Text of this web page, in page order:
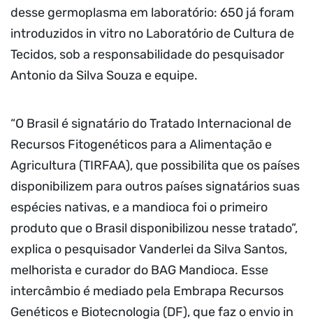
desse germoplasma em laboratório: 650 já foram
introduzidos in vitro no Laboratório de Cultura de
Tecidos, sob a responsabilidade do pesquisador
Antonio da Silva Souza e equipe.
“O Brasil é signatário do Tratado Internacional de
Recursos Fitogenéticos para a Alimentação e
Agricultura (TIRFAA), que possibilita que os países
disponibilizem para outros países signatários suas
espécies nativas, e a mandioca foi o primeiro
produto que o Brasil disponibilizou nesse tratado”,
explica o pesquisador Vanderlei da Silva Santos,
melhorista e curador do BAG Mandioca. Esse
intercâmbio é mediado pela Embrapa Recursos
Genéticos e Biotecnologia (DF), que faz o envio in